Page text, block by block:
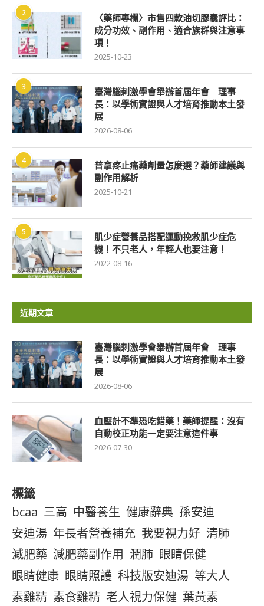
2
〈藥師專欄〉市售四款油切膠囊評比：
成分功效、副作用、適合族群與注意事
項！
2025-10-23
3
臺灣腦刺激學會舉辦首屆年會 理事
長：以學術實證與人才培育推動本土發
展
2026-08-06
4
普拿疼止痛藥劑量怎麼選？藥師建議與
副作用解析
2025-10-21
5
肌少症營養品搭配運動挽救肌少症危
機！不只老人，年輕人也要注意！
2022-08-16
近期文章
臺灣腦刺激學會舉辦首屆年會 理事
長：以學術實證與人才培育推動本土發
展
2026-08-06
血壓計不準恐吃錯藥！藥師提醒：沒有
自動校正功能一定要注意這件事
2026-07-30
標籤
bcaa 三高 中醫養生 健康辭典 孫安迪
安迪湯 年長者營養補充 我要視力好 清肺
減肥藥 減肥藥副作用 潤肺 眼睛保健
眼睛健康 眼睛照護 科技版安迪湯 等大人
素雞精 素食雞精 老人視力保健 葉黃素